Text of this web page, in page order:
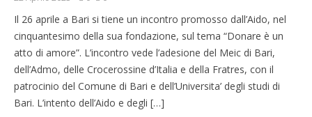
Il 26 aprile a Bari si tiene un incontro promosso dall’Aido, nel
cinquantesimo della sua fondazione, sul tema “Donare è un
atto di amore”. L’incontro vede l’adesione del Meic di Bari,
dell’Admo, delle Crocerossine d’Italia e della Fratres, con il
patrocinio del Comune di Bari e dell’Universita’ degli studi di
Bari. L’intento dell’Aido e degli […]